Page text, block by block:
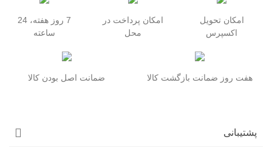
امکان تحویل
اکسپرس
امکان پرداخت در
محل
7 روز هفته، 24
ساعته
هفت روز ضمانت بازگشت کالا ضمانت اصل بودن کالا
پشتیبانی